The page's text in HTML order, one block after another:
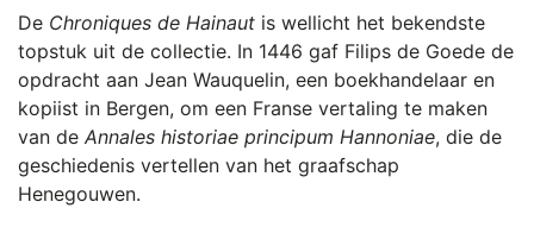
De Chroniques de Hainaut is wellicht het bekendste
topstuk uit de collectie. In 1446 gaf Filips de Goede de
opdracht aan Jean Wauquelin, een boekhandelaar en
kopiist in Bergen, om een Franse vertaling te maken
van de Annales historiae principum Hannoniae, die de
geschiedenis vertellen van het graafschap
Henegouwen.